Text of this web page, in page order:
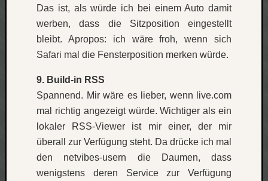
Das ist, als würde ich bei einem Auto damit
werben, dass die Sitzposition eingestellt
bleibt. Apropos: ich wäre froh, wenn sich
Safari mal die Fensterposition merken würde.
9. Build-in RSS
Spannend. Mir wäre es lieber, wenn live.com
mal richtig angezeigt würde. Wichtiger als ein
lokaler RSS-Viewer ist mir einer, der mir
überall zur Verfügung steht. Da drücke ich mal
den netvibes-usern die Daumen, dass
wenigstens deren Service zur Verfügung